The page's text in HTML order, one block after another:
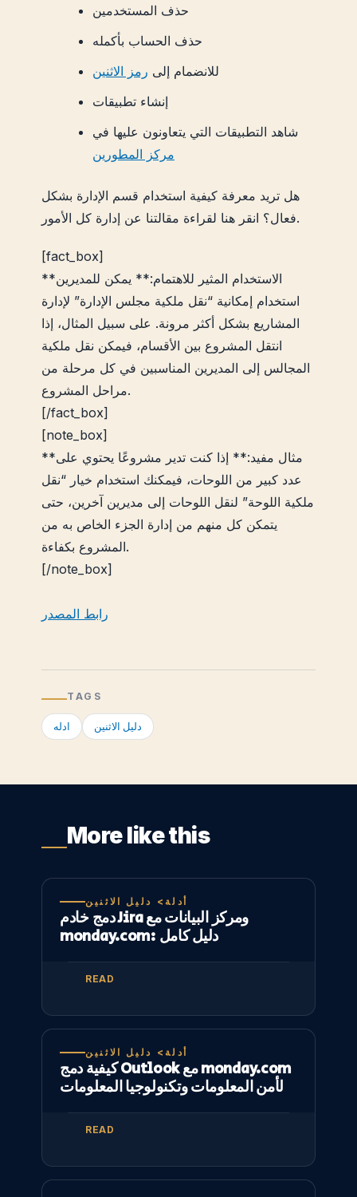
حذف المستخدمين
حذف الحساب بأكمله
للانضمام إلى رمز الاثنين
إنشاء تطبيقات
شاهد التطبيقات التي يتعاونون عليها في
مركز المطورين
هل تريد معرفة كيفية استخدام قسم الإدارة بشكل
فعال؟ انقر هنا لقراءة مقالتنا عن إدارة كل الأمور.
[fact_box]
**الاستخدام المثير للاهتمام:** يمكن للمديرين
استخدام إمكانية “نقل ملكية مجلس الإدارة” لإدارة
المشاريع بشكل أكثر مرونة. على سبيل المثال، إذا
انتقل المشروع بين الأقسام، فيمكن نقل ملكية
المجالس إلى المديرين المناسبين في كل مرحلة من
مراحل المشروع.
[/fact_box]
[note_box]
**مثال مفيد:** إذا كنت تدير مشروعًا يحتوي على
عدد كبير من اللوحات، فيمكنك استخدام خيار “نقل
ملكية اللوحة” لنقل اللوحات إلى مديرين آخرين، حتى
يتمكن كل منهم من إدارة الجزء الخاص به من
المشروع بكفاءة.
[/note_box]
رابط المصدر
TAGS
ادله دليل الاثنين
More like this
أدلة> دليل الاثنين
دمج خادم Jira ومركز البيانات مع
monday.com: دليل كامل
READ
أدلة> دليل الاثنين
كيفية دمج Outlook مع monday.com
لأمن المعلومات وتكنولوجيا المعلومات
READ